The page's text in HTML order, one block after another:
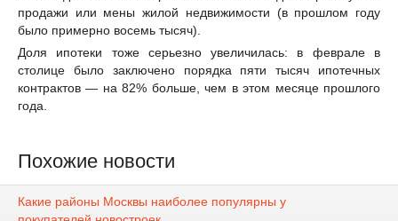
продажи или мены жилой недвижимости (в прошлом году
было примерно восемь тысяч).
Доля ипотеки тоже серьезно увеличилась: в феврале в
столице было заключено порядка пяти тысяч ипотечных
контрактов — на 82% больше, чем в этом месяце прошлого
года.
Похожие новости
Какие районы Москвы наиболее популярны у